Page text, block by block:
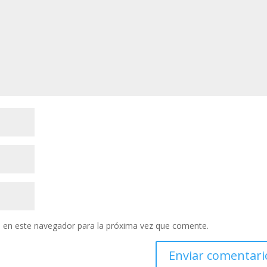
este navegador para la próxima vez que comente.